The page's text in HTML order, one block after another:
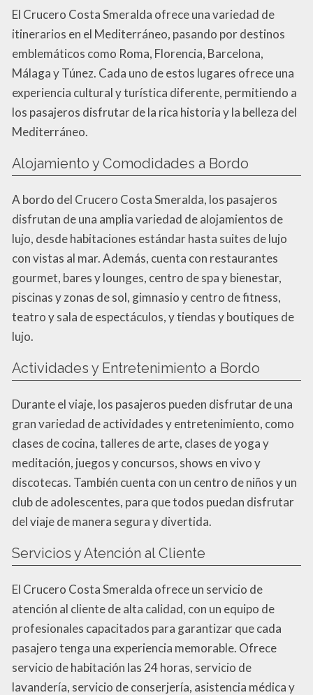
El Crucero Costa Smeralda ofrece una variedad de
itinerarios en el Mediterráneo, pasando por destinos
emblemáticos como Roma, Florencia, Barcelona,
Málaga y Túnez. Cada uno de estos lugares ofrece una
experiencia cultural y turística diferente, permitiendo a
los pasajeros disfrutar de la rica historia y la belleza del
Mediterráneo.
Alojamiento y Comodidades a Bordo
A bordo del Crucero Costa Smeralda, los pasajeros
disfrutan de una amplia variedad de alojamientos de
lujo, desde habitaciones estándar hasta suites de lujo
con vistas al mar. Además, cuenta con restaurantes
gourmet, bares y lounges, centro de spa y bienestar,
piscinas y zonas de sol, gimnasio y centro de fitness,
teatro y sala de espectáculos, y tiendas y boutiques de
lujo.
Actividades y Entretenimiento a Bordo
Durante el viaje, los pasajeros pueden disfrutar de una
gran variedad de actividades y entretenimiento, como
clases de cocina, talleres de arte, clases de yoga y
meditación, juegos y concursos, shows en vivo y
discotecas. También cuenta con un centro de niños y un
club de adolescentes, para que todos puedan disfrutar
del viaje de manera segura y divertida.
Servicios y Atención al Cliente
El Crucero Costa Smeralda ofrece un servicio de
atención al cliente de alta calidad, con un equipo de
profesionales capacitados para garantizar que cada
pasajero tenga una experiencia memorable. Ofrece
servicio de habitación las 24 horas, servicio de
lavandería, servicio de conserjería, asistencia médica y